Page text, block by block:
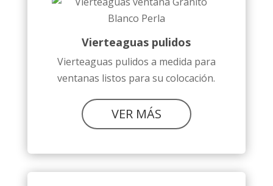
Vierteaguas pulidos
Vierteaguas pulidos a medida para
ventanas listos para su colocación.
VER MÁS